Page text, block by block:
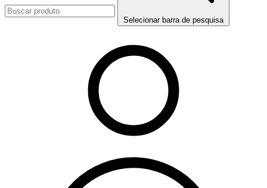
Selecionar barra de pesquisa